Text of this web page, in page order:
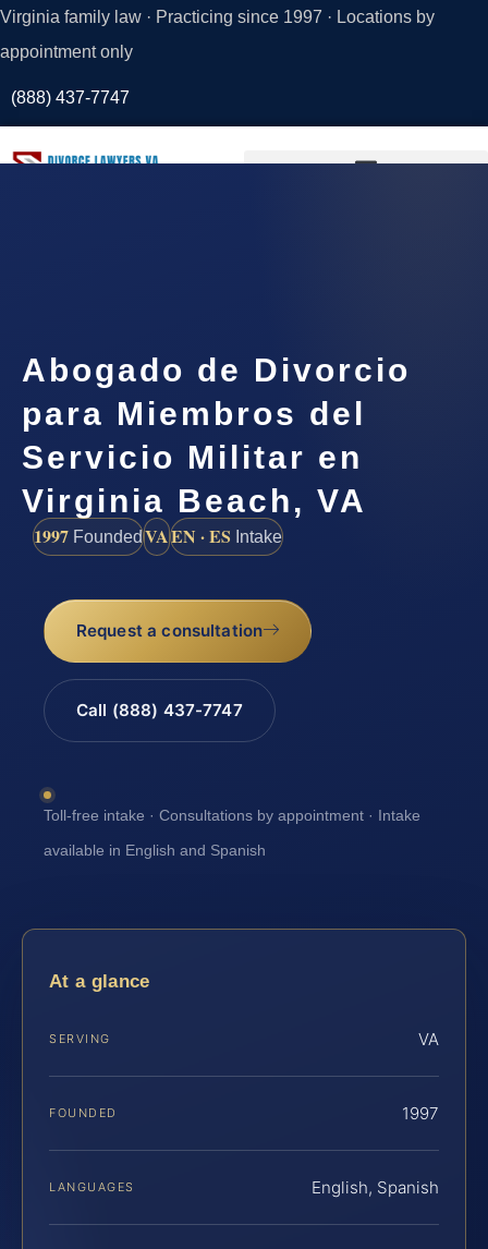
Virginia family law · Practicing since 1997 · Locations by
appointment only
(888) 437-7747
Abogado de Divorcio
para Miembros del
Servicio Militar en
Virginia Beach, VA
1997 FoundedVAEN · ES Intake
Request a consultation
Call (888) 437-7747
Toll-free intake · Consultations by appointment · Intake
available in English and Spanish
At a glance
SERVING VA
FOUNDED 1997
LANGUAGES English, Spanish